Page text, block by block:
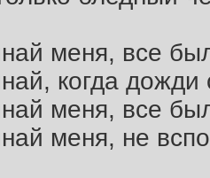
меня, все
когда дожди
меня, все
меня, не